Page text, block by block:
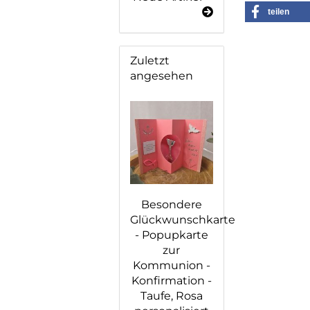
teilen
Zuletzt
angesehen
Besondere
Glückwunschkarte
- Popupkarte
zur
Kommunion -
Konfirmation -
Taufe, Rosa